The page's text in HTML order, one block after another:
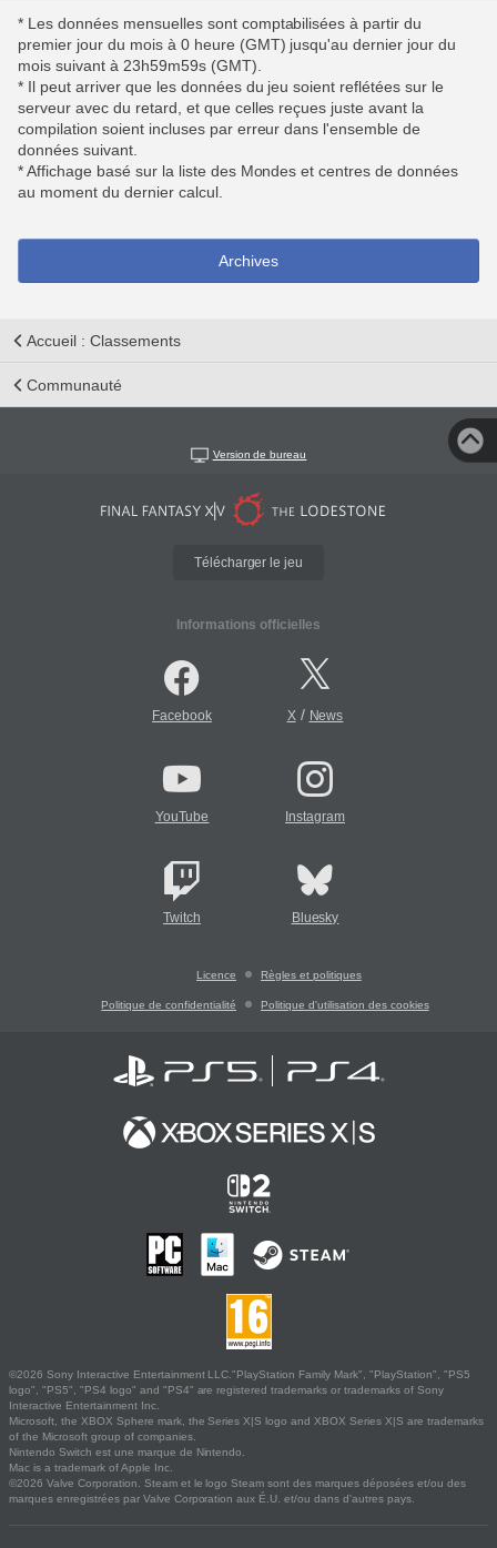
* Les données mensuelles sont comptabilisées à partir du
premier jour du mois à 0 heure (GMT) jusqu'au dernier jour du
mois suivant à 23h59m59s (GMT).
* Il peut arriver que les données du jeu soient reflétées sur le
serveur avec du retard, et que celles reçues juste avant la
compilation soient incluses par erreur dans l'ensemble de
données suivant.
* Affichage basé sur la liste des Mondes et centres de données
au moment du dernier calcul.
Archives
Accueil : Classements
Communauté
Version de bureau
Télécharger le jeu
Informations officielles
Facebook X/ News
YouTube Instagram
Twitch Bluesky
Licence Règles et politiques
Politique de confidentialité Politique d'utilisation des cookies
©2026 Sony Interactive Entertainment LLC."PlayStation Family Mark", "PlayStation", "PS5
logo", "PS5", "PS4 logo" and "PS4" are registered trademarks or trademarks of Sony
Interactive Entertainment Inc.
Microsoft, the XBOX Sphere mark, the Series X|S logo and XBOX Series X|S are trademarks
of the Microsoft group of companies.
Nintendo Switch est une marque de Nintendo.
Mac is a trademark of Apple Inc.
©2026 Valve Corporation. Steam et le logo Steam sont des marques déposées et/ou des
marques enregistrées par Valve Corporation aux É.U. et/ou dans d'autres pays.